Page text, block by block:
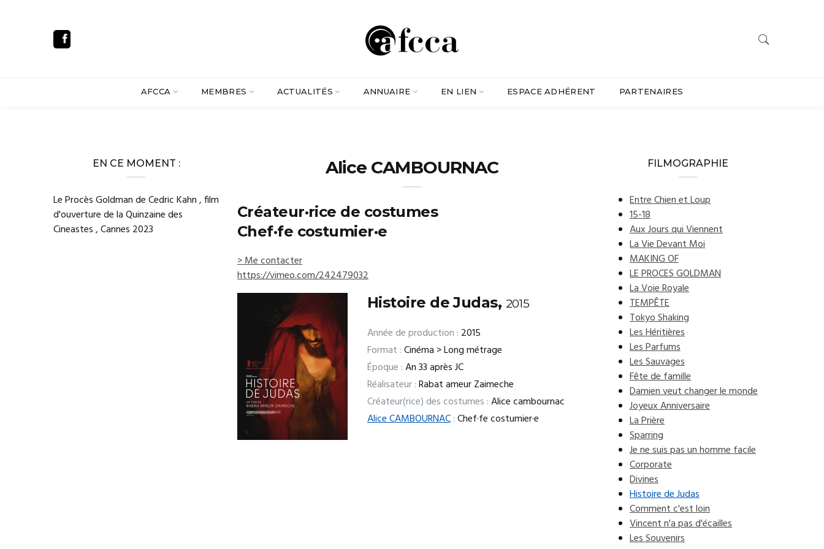
AFCCA MEMBRES ACTUALITÉS ANNUAIRE EN LIEN ESPACE ADHÉRENT PARTENAIRES
Alice CAMBOURNAC
Créateur·rice de costumes
Chef·fe costumier·e
> Me contacter
https://vimeo.com/242479032
Histoire de Judas, 2015
Année de production : 2015
Format :Cinéma > Long métrage
Époque :An 33 après JC
Réalisateur :Rabat ameur Zaimeche
Créateur(rice) des costumes :Alice cambournac
Alice CAMBOURNAC:Chef·fe costumier·e
EN CE MOMENT :
Le Procès Goldman de Cedric Kahn , film
d'ouverture de la Quinzaine des
Cineastes , Cannes 2023
FILMOGRAPHIE
Entre Chien et Loup
15-18
Aux Jours qui Viennent
La Vie Devant Moi
MAKING OF
LE PROCES GOLDMAN
La Voie Royale
TEMPÊTE
Tokyo Shaking
Les Héritières
Les Parfums
Les Sauvages
Fête de famille
Damien veut changer le monde
Joyeux Anniversaire
La Prière
Sparring
Je ne suis pas un homme facile
Corporate
Divines
Histoire de Judas
Comment c'est loin
Vincent n'a pas d'écailles
Les Souvenirs